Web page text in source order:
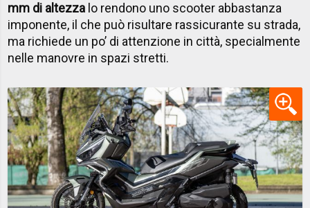
mm di altezza lo rendono uno scooter abbastanza
imponente, il che può risultare rassicurante su strada,
ma richiede un po’ di attenzione in città, specialmente
nelle manovre in spazi stretti.